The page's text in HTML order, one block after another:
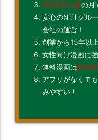
3500万人超の月
安心のNTTグル
会社の運営！
創業から15年以
女性向け漫画に強
無料漫画は約
アプリがなくて
みやすい！